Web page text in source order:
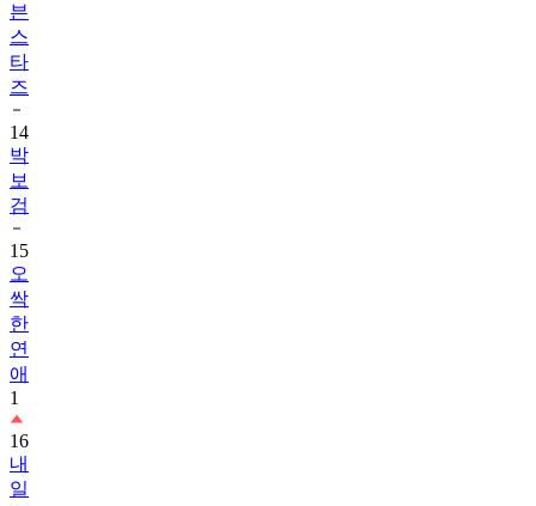
븐
스
타
즈
14
박
보
검
15
오
싹
한
연
애
1
16
내
일